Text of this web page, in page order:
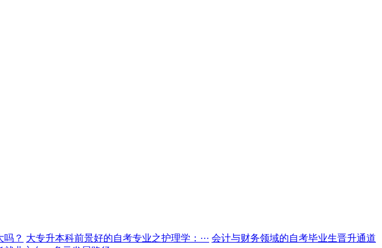
吗？ 大专升本科前景好的自考专业之护理学：··· 会计与财务领域的自考毕业生晋升通道